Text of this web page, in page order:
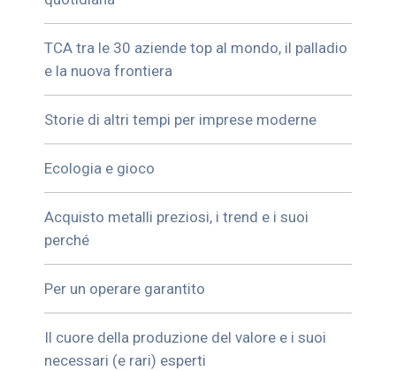
TCA tra le 30 aziende top al mondo, il palladio
e la nuova frontiera
Storie di altri tempi per imprese moderne
Ecologia e gioco
Acquisto metalli preziosi, i trend e i suoi
perché
Per un operare garantito
Il cuore della produzione del valore e i suoi
necessari (e rari) esperti